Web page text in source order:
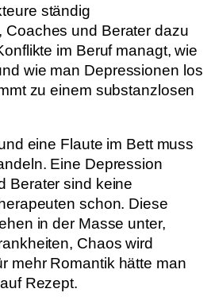
ständig
Coaches und Berater dazu
im Beruf managt, wie
wie man Depressionen los
zu einem substanzlosen
eine Flaute im Bett muss
Eine Depression
Berater sind keine
schon. Diese
in der Masse unter,
Chaos wird
mehr Romantik hätte man
Rezept.